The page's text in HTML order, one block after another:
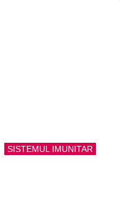
SISTEMUL IMUNITAR